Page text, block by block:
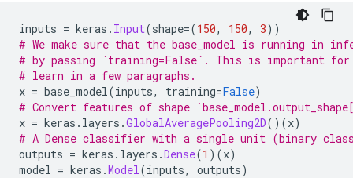
inputs = keras . Input(shape=(150, 150, 3))
# We make sure that the base_model is running in
# by passing `training=False`. This is important
# learn in a few paragraphs.
x = base_model(inputs, training=False)
# Convert features of shape
x = keras . layers .GlobalAveragePooling2D()(x)
# A Dense classifier with a single unit (binary
outputs = keras . layers .Dense(1 )(x)
model = keras .Model(inputs, outputs)